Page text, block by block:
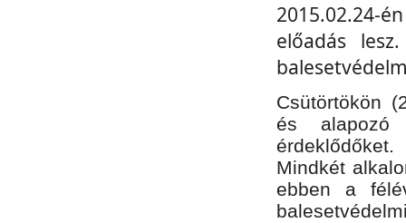
2015.02.24-
előadás
Csütörtökön
és alapozó
érdeklődőket.
Mindkét
ebben a